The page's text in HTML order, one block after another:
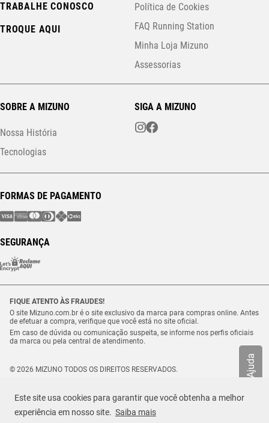
Este site usa cookies para garantir que você obtenha a melhor
experiência em nosso site. Saiba mais
Ajuda
TRABALHE CONOSCO
TROQUE AQUI
Política de Cookies
FAQ Running Station
Minha Loja Mizuno
Assessorias
SOBRE A MIZUNO
Nossa História
Tecnologias
SIGA A MIZUNO
FORMAS DE PAGAMENTO
SEGURANÇA
FIQUE ATENTO ÀS FRAUDES!
O site Mizuno.com.br é o site exclusivo da marca para compras online. Antes
de efetuar a compra, verifique que você está no site oficial.
Em caso de dúvida ou comunicação suspeita, se informe nos perfis oficiais
da marca ou pela central de atendimento.
© 2026 MIZUNO TODOS OS DIREITOS RESERVADOS.
Estrada Municipal Luiz Lopes Neto, n.º 21 – Tenentes – CEP. 37.640-000 –
Extrema/MG